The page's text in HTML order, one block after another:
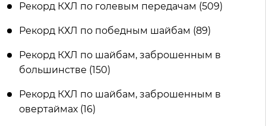
Рекорд КХЛ по голевым передачам (509)
Рекорд КХЛ по победным шайбам (89)
Рекорд КХЛ по шайбам, заброшенным в
большинстве (150)
Рекорд КХЛ по шайбам, заброшенным в
овертаймах (16)